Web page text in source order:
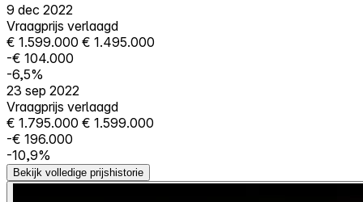
9 dec 2022
Vraagprijs verlaagd
€ 1.599.000 € 1.495.000
-€ 104.000
-6,5%
23 sep 2022
Vraagprijs verlaagd
€ 1.795.000 € 1.599.000
-€ 196.000
-10,9%
Bekijk volledige prijshistorie